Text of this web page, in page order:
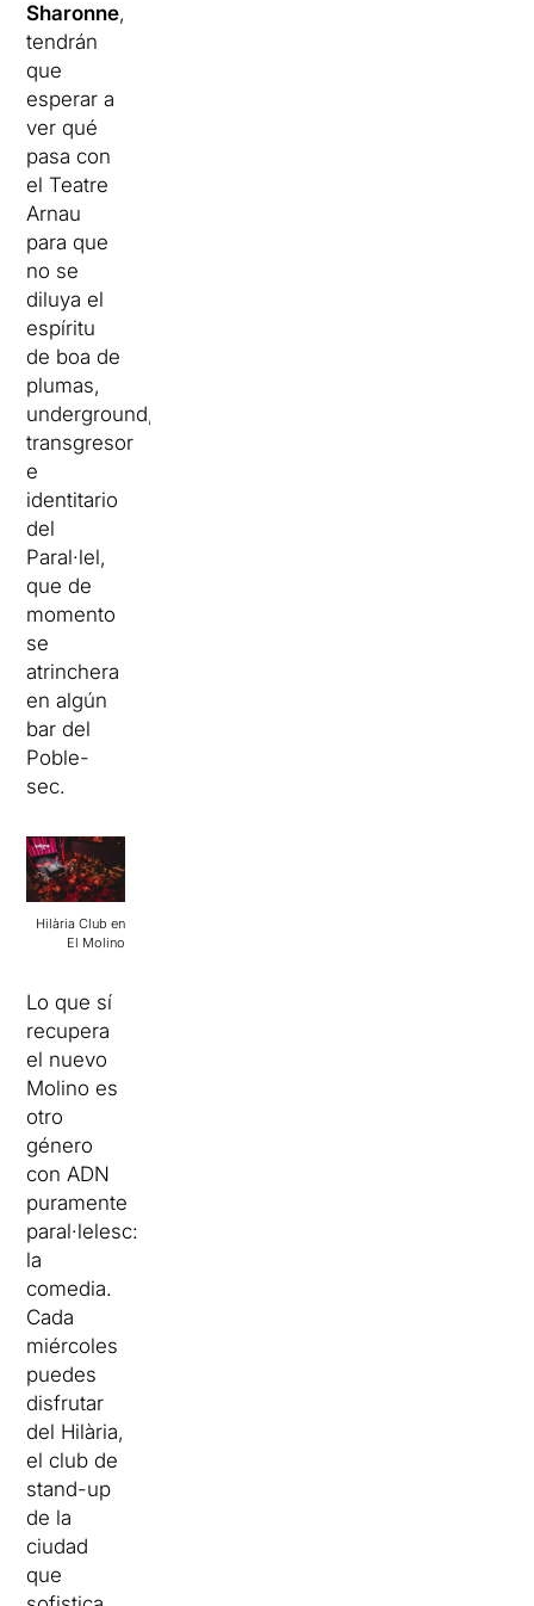
Sharonne,
tendrán
que
esperar a
ver qué
pasa con
el Teatre
Arnau
para que
no se
diluya el
espíritu
de boa de
plumas,
underground,
transgresor
e
identitario
del
Paral·lel,
que de
momento
se
atrinchera
en algún
bar del
Poble-
sec.
Hilària Club en
El Molino
Lo que sí
recupera
el nuevo
Molino es
otro
género
con ADN
puramente
paral·lelesc:
la
comedia.
Cada
miércoles
puedes
disfrutar
del Hilària,
el club de
stand-up
de la
ciudad
que